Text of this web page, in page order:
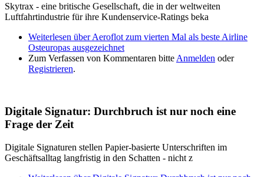
Skytrax - eine britische Gesellschaft, die in der weltweiten
Luftfahrtindustrie für ihre Kundenservice-Ratings beka
Weiterlesen über Aeroflot zum vierten Mal als beste Airline
Osteuropas ausgezeichnet
Zum Verfassen von Kommentaren bitte Anmelden oder
Registrieren.
Digitale Signatur: Durchbruch ist nur noch eine
Frage der Zeit
Digitale Signaturen stellen Papier-basierte Unterschriften im
Geschäftsalltag langfristig in den Schatten - nicht z